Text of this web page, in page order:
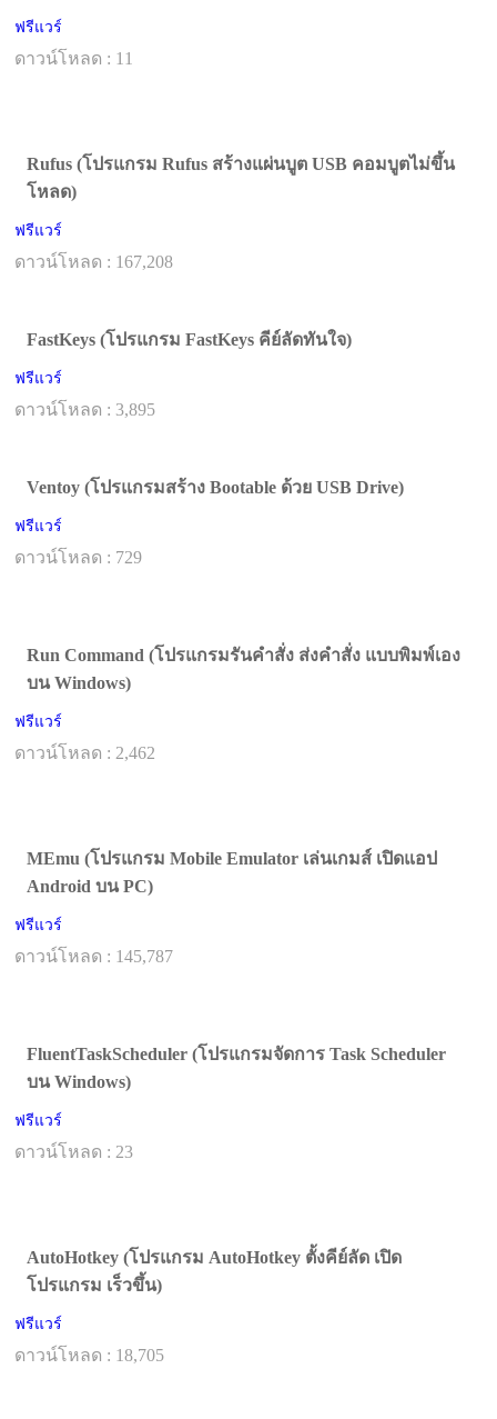
ฟรีแวร์
ดาวน์โหลด : 11
Rufus (โปรแกรม Rufus สร้างแผ่นบูต USB คอมบูตไม่ขึ้น
โหลด)
ฟรีแวร์
ดาวน์โหลด : 167,208
FastKeys (โปรแกรม FastKeys คีย์ลัดทันใจ)
ฟรีแวร์
ดาวน์โหลด : 3,895
Ventoy (โปรแกรมสร้าง Bootable ด้วย USB Drive)
ฟรีแวร์
ดาวน์โหลด : 729
Run Command (โปรแกรมรันคำสั่ง ส่งคำสั่ง แบบพิมพ์เอง
บน Windows)
ฟรีแวร์
ดาวน์โหลด : 2,462
MEmu (โปรแกรม Mobile Emulator เล่นเกมส์ เปิดแอป
Android บน PC)
ฟรีแวร์
ดาวน์โหลด : 145,787
FluentTaskScheduler (โปรแกรมจัดการ Task Scheduler
บน Windows)
ฟรีแวร์
ดาวน์โหลด : 23
AutoHotkey (โปรแกรม AutoHotkey ตั้งคีย์ลัด เปิด
โปรแกรม เร็วขึ้น)
ฟรีแวร์
ดาวน์โหลด : 18,705